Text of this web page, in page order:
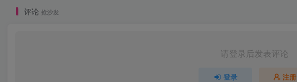
评论 抢沙发
请登录后发表评论
登录 注册